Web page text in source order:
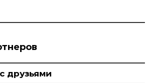
друзьями